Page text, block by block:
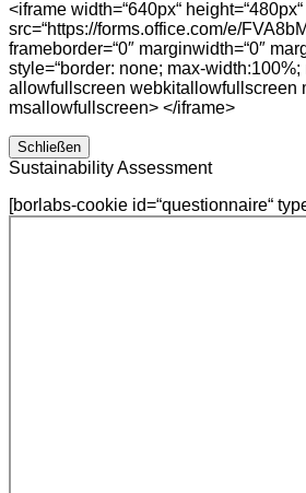
<iframe width=“640px“ height=“480px“
src=“https://forms.office.com/e/
frameborder=“0″ marginwidth=“0″
style=“border: none; max-
allowfullscreen webkitallowfullscreen
msallowfullscreen> </iframe>
Schließen
Sustainability Assessment
[borlabs-cookie id=“questionnaire“